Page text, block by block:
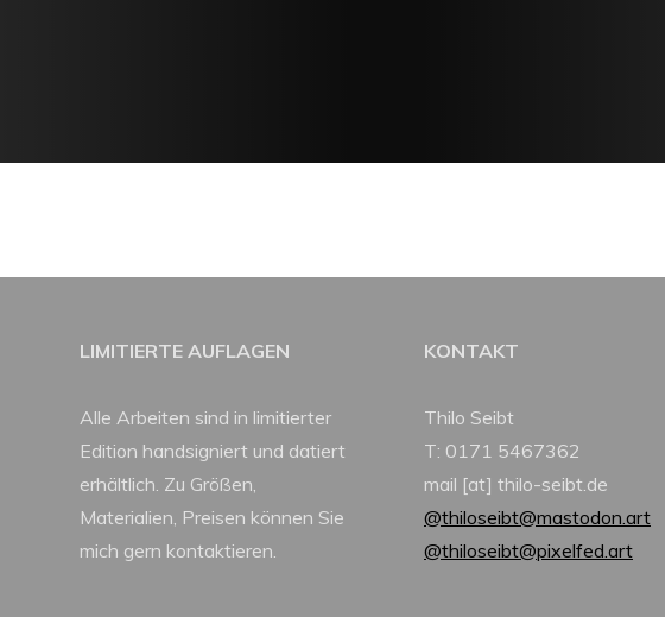
LIMITIERTE AUFLAGEN
Alle Arbeiten sind in limitierter
Edition handsigniert und datiert
erhältlich. Zu Größen,
Materialien, Preisen können Sie
mich gern kontaktieren.
KONTAKT
Thilo Seibt
T: 0171 5467362
mail [at] thilo-seibt.de
@thiloseibt@mastodon.art
@thiloseibt@pixelfed.art